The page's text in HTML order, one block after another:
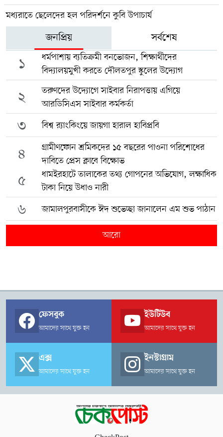
মধ্যরাতে ছেলেদের হল পরিদর্শনে কুবি উপাচার্য
জনপ্রিয় সর্বশেষ
১
ধর্মপাশায় ব্যতিক্রমী বনভোজন, শিক্ষার্থীদের
বিদ্যালয়মুখী করতে দৌলতপুর স্কুলের উদ্যোগ
২
তরুণদের উদ্যোগে সাইবার নিরাপত্তায় এগিয়ে
আরডিসিএস সাইবার কর্মকর্তা
৩ বিশ্ব র‍্যাংকিংয়ে জায়গা হারাল হাবিপ্রবি
৪
গ্রামীণফোন শ্রমিকদের ১৫ বছরের পাওনা পরিশোধের
দাবিতে প্রেস ক্লাবে বিক্ষোভ
৫
ধামইরহাটে তালাকের তথ্য গোপনের অভিযোগ, লক্ষাধিক
টাকা নিয়ে উধাও নারী
৬ জামালপুরবাসীকে ঈদ শুভেচ্ছা জানালেন এম শুভ পাঠান
আরো
ফেসবুক
আমাদের সাথে যুক্ত হন
ইউটিউব
আমাদের সাথে যুক্ত হন
এক্স
আমাদের সাথে যুক্ত হন
ইনস্টাগ্রাম
আমাদের সাথে যুক্ত হন